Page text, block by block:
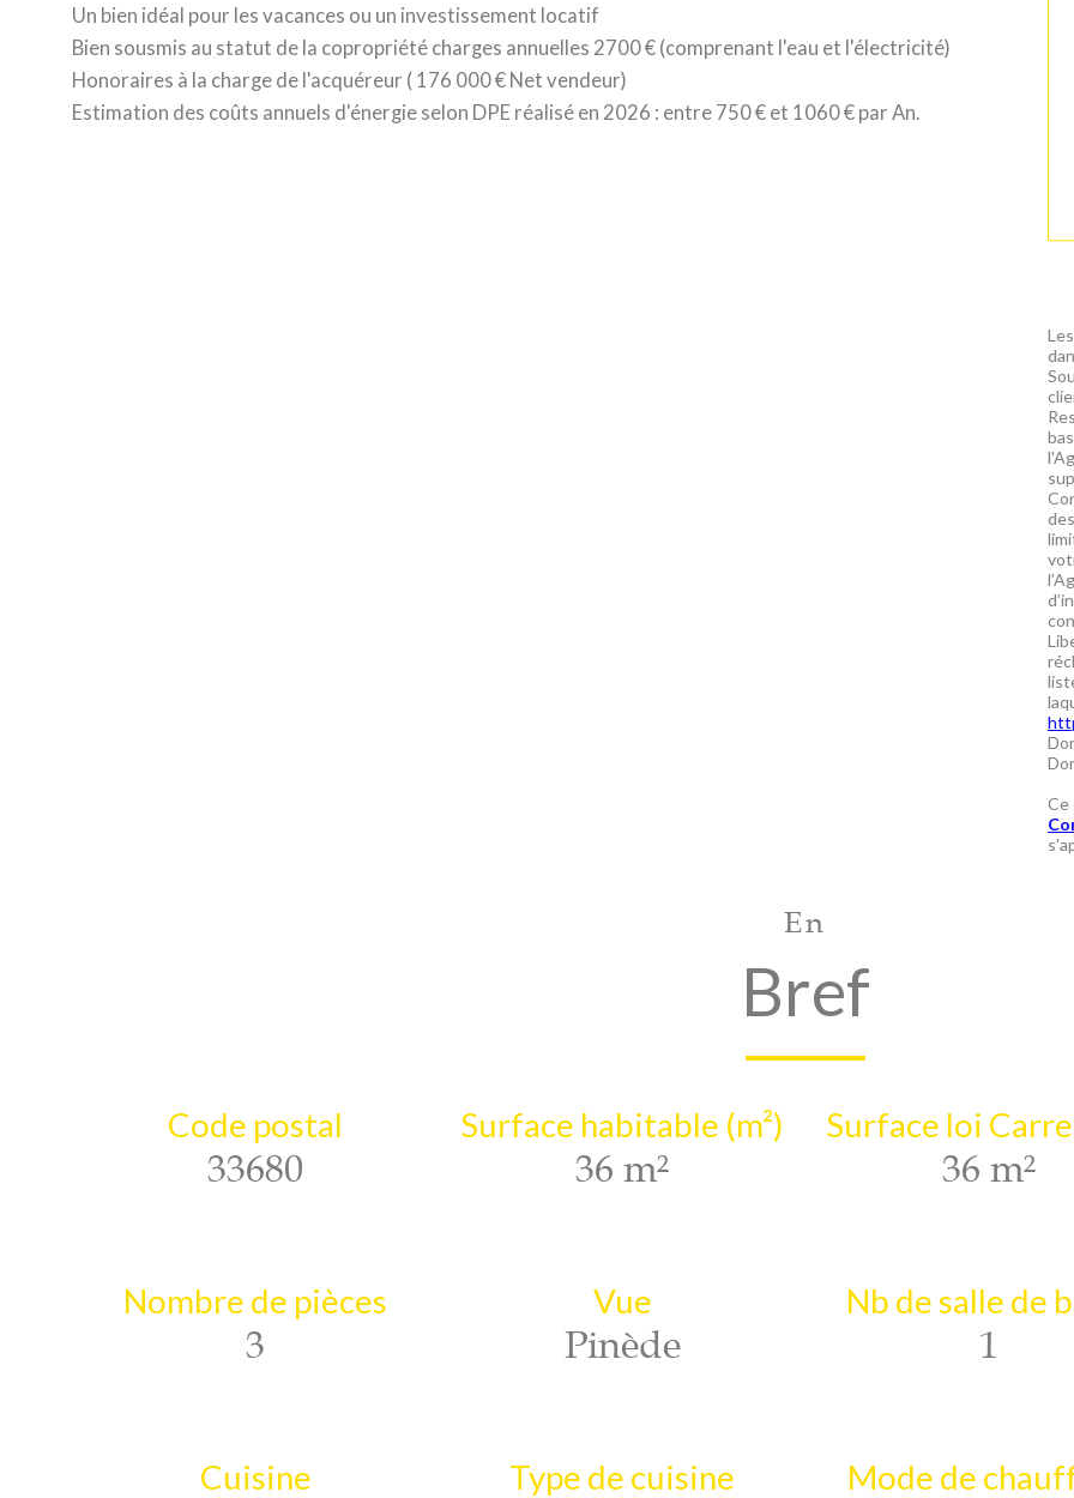
Un bien idéal pour les vacances ou un investissement locatif
Bien sousmis au statut de la copropriété charges annuelles 2700 € (comprenant l'eau et l'électricité)
Honoraires à la charge de l'acquéreur ( 176 000 € Net vendeur)
Estimation des coûts annuels d'énergie selon DPE réalisé en 2026 : entre 750 € et 1060 € par An.
Ce
En
Bref
Code postal
33680
Surface habitable (m²)
36 m²
Surface loi
36 m²
Nombre de pièces
3
Vue
Pinède
Nb de salle de
1
Cuisine Type de cuisine Mode de